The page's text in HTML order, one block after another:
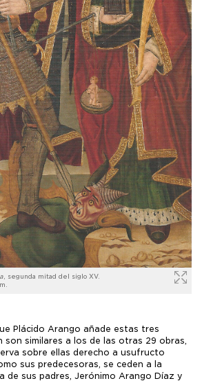
, segunda mitad del siglo XV.
Plácido Arango añade estas tres
son similares a los de las otras 29 obras,
sobre ellas derecho a usufructo
sus predecesoras, se ceden a la
de sus padres, Jerónimo Arango Díaz y